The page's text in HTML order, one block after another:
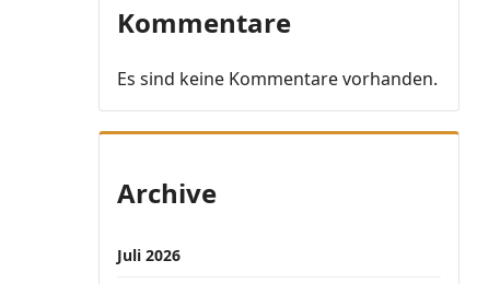
Kommentare
Es sind keine Kommentare vorhanden.
Archive
Juli 2026